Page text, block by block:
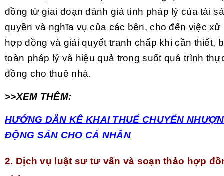
đồng từ giai đoạn đánh giá tính pháp lý của tài
quyền và nghĩa vụ của các bên, cho đến việc xử
hợp đồng và giải quyết tranh chấp khi cần thiết,
toàn pháp lý và hiệu quả trong suốt quá trình
đồng cho thuê nhà.
>>XEM THÊM:
HƯỚNG DẪN KÊ KHAI THUẾ CHUYỂN
ĐỘNG SẢN CHO CÁ NHÂN
2. Dịch vụ luật sư tư vấn và soạn thảo hợp